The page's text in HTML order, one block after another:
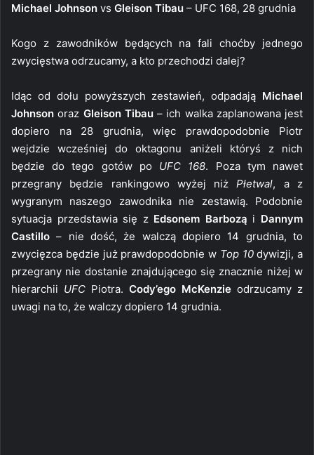
Michael Johnson vs Gleison Tibau – UFC 168, 28 grudnia
Kogo z zawodników będących na fali choćby jednego
zwycięstwa odrzucamy, a kto przechodzi dalej?
Idąc od dołu powyższych zestawień, odpadają Michael
Johnson oraz Gleison Tibau– ich walka zaplanowana jest
dopiero na 28 grudnia, więc prawdopodobnie Piotr
wejdzie wcześniej do oktagonu aniżeli któryś z nich
będzie do tego gotów po UFC 168. Poza tym nawet
przegrany będzie rankingowo wyżej niżPłetwal, a z
wygranym naszego zawodnika nie zestawią. Podobnie
sytuacja przedstawia się z Edsonem Barbozą i Dannym
Castillo – nie dość, że walczą dopiero 14 grudnia, to
zwycięzca będzie już prawdopodobnie w Top 10dywizji, a
przegrany nie dostanie znajdującego się znacznie niżej w
hierarchii UFC Piotra. Cody’ego McKenzie odrzucamy z
uwagi na to, że walczy dopiero 14 grudnia.